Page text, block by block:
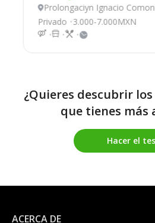
Este centro ha estado
Prolongaciуn Ignacio
Privado
3.000-7.000MXN
¿Quieres descubrir
que tienes más
Hacer el
ACERCA DE